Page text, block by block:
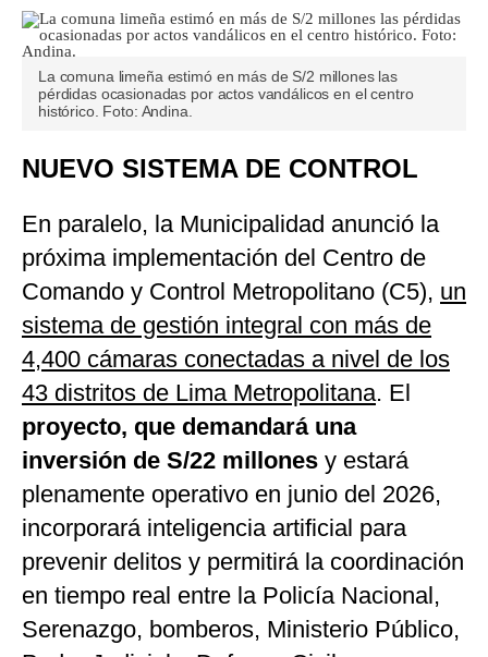
La comuna limeña estimó en más de S/2 millones las
pérdidas ocasionadas por actos vandálicos en el centro
histórico. Foto: Andina.
NUEVO SISTEMA DE CONTROL
En paralelo, la Municipalidad anunció la
próxima implementación del Centro de
Comando y Control Metropolitano (C5), un
sistema de gestión integral con más de
4,400 cámaras conectadas a nivel de los
43 distritos de Lima Metropolitana. El
proyecto, que demandará una
inversión de S/22 millones y estará
plenamente operativo en junio del 2026,
incorporará inteligencia artificial para
prevenir delitos y permitirá la coordinación
en tiempo real entre la Policía Nacional,
Serenazgo, bomberos, Ministerio Público,